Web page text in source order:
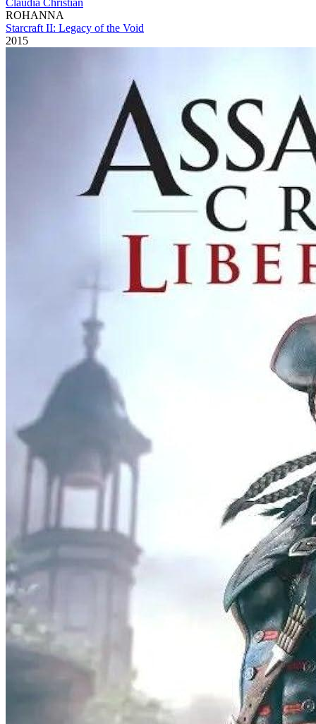
Claudia Christian
ROHANNA
Starcraft II: Legacy of the Void
2015